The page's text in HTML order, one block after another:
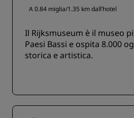
A 0.84 miglia/1.35 km dall’hotel
Il Rijksmuseum è il museo
Paesi Bassi e ospita 8.000
storica e artistica.